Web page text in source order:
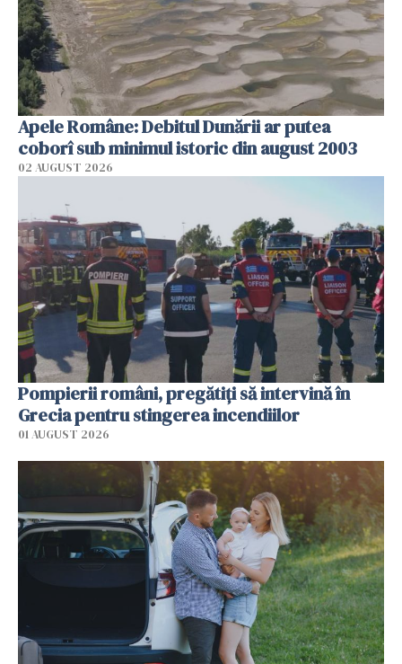
Apele Române: Debitul Dunării ar putea
coborî sub minimul istoric din august 2003
02 AUGUST 2026
Pompierii români, pregătiţi să intervină în
Grecia pentru stingerea incendiilor
01 AUGUST 2026